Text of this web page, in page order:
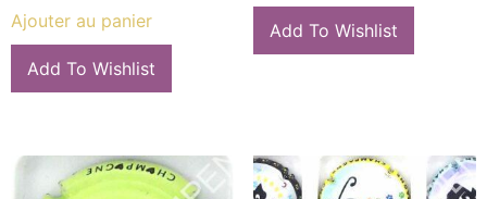
Ajouter au panier
Add To Wishlist
Add To Wishlist